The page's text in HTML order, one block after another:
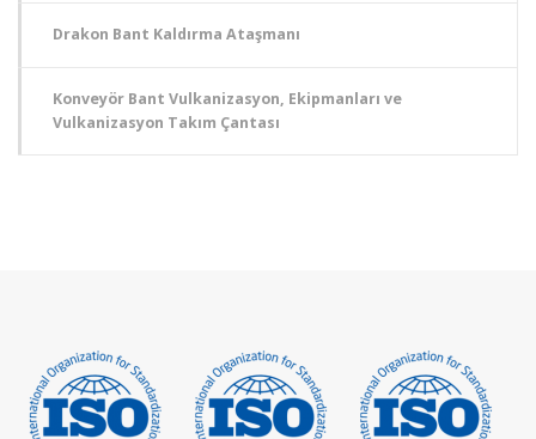
Drakon Bant Kaldırma Ataşmanı
Konveyör Bant Vulkanizasyon, Ekipmanları ve
Vulkanizasyon Takım Çantası